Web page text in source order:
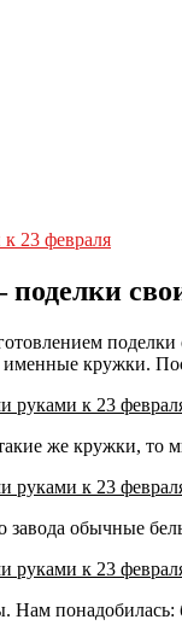
23 февраля
кружки.
же кружки, то
завода обычные
Нам